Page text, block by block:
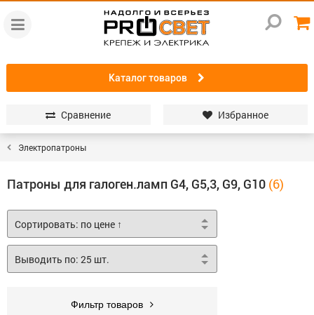
Каталог товаров
Сравнение Избранное
Электропатроны
Патроны для галоген.ламп G4, G5,3, G9, G10
Фильтр товаров